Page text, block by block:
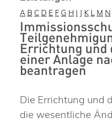
A B C D E F G H I J K L M N
Errichtung und
einer Anlage
beantragen
Die Errichtung und
die wesentliche